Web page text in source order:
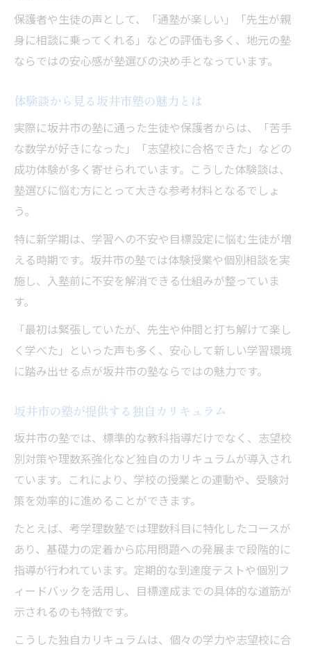
保護者や生徒の声として、「通塾が楽しい」「先生が親
身に相談に乗ってくれる」などの評価も多く、地元の塾
ならではの安心感が塾選びの決め手となっています。
体験談から見る坂井市塾の魅力とは
実際に坂井市の塾に通った生徒や保護者からは、「苦手
な数学が好きになった」「志望校に合格できた」などの
成功体験が多く寄せられています。こうした体験談は、
塾選びに悩む方にとって大きな参考材料となるでしょ
う。
特に新学期は、学習への不安や目標設定に悩む生徒が増
える時期です。坂井市の塾では体験授業や個別相談を実
施し、入塾前に不安を解消できる仕組みが整っていま
す。
「最初は緊張していたが、先生や仲間と打ち解けて楽し
く学べた」といった声も多く、安心して新しい学習環境
に踏み出せる点が坂井市の塾ならではの魅力です。
坂井市の塾が提供する独自カリキュラム
坂井市の塾では、標準的な教科指導だけでなく、志望校
別対策や理数系強化など独自のカリキュラムが導入され
ています。これにより、学校の授業との連動や、受験対
策を効率的に進めることができます。
たとえば、考学理数塾では理数科目に特化したコースが
あり、基礎力の定着から応用問題への発展まで段階的に
指導が行われています。定期的な到達度テストや個別フ
ィードバックを活用し、目標達成までの具体的な道筋が
示されるのも特徴です。
こうした独自カリキュラムは、個々の学力や志望校に合